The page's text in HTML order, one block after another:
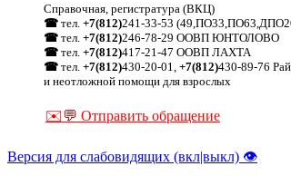
Справочная, регистратура (ВКЦ)
☎ тел. +7(812)241-33-53
☎ тел. +7(812)246-78-29 ООВП ЮНТОЛОВО
☎ тел. +7(812)417-21-47 ООВП ЛАХТА
☎ тел. +7(812)430-20-01, +7(812)430-89-76
и неотложной помощи для взрослых
✉️💬 Отправить обращение
Версия для слабовидящих (вкл|выкл) 👁